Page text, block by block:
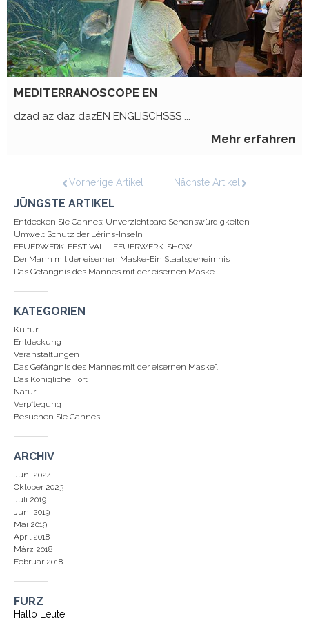
r
e
n
MEDITERRANOSCOPE EN
dzad az daz dazEN ENGLISCHSSS ...
Mehr erfahren
Vorherige Artikel Nächste Artikel
JÜNGSTE ARTIKEL
Entdecken Sie Cannes: Unverzichtbare Sehenswürdigkeiten
Umwelt Schutz der Lérins-Inseln
FEUERWERK-FESTIVAL – FEUERWERK-SHOW
Der Mann mit der eisernen Maske-Ein Staatsgeheimnis
Das Gefängnis des Mannes mit der eisernen Maske
KATEGORIEN
Kultur
Entdeckung
Veranstaltungen
Das Gefängnis des Mannes mit der eisernen Maske".
Das Königliche Fort
Natur
Verpflegung
Besuchen Sie Cannes
ARCHIV
Juni 2024
Oktober 2023
Juli 2019
Juni 2019
Mai 2019
April 2018
März 2018
Februar 2018
FURZ
Hallo Leute!